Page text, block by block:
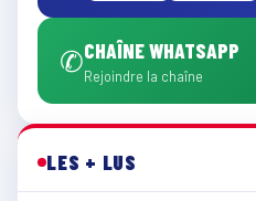
✆CHAÎNE WHATSAPP
Rejoindre la chaîne
LES + LUS